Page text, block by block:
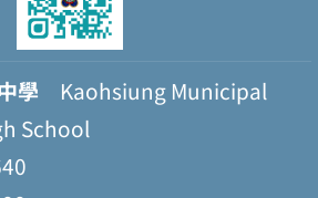
學 Kaohsiung Municipal
School